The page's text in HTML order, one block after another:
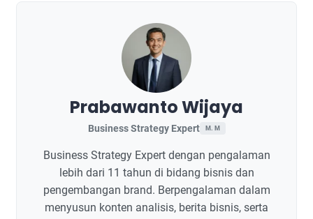
Prabawanto Wijaya
Business Strategy Expert M. M
Business Strategy Expert dengan pengalaman
lebih dari 11 tahun di bidang bisnis dan
pengembangan brand. Berpengalaman dalam
menyusun konten analisis, berita bisnis, serta